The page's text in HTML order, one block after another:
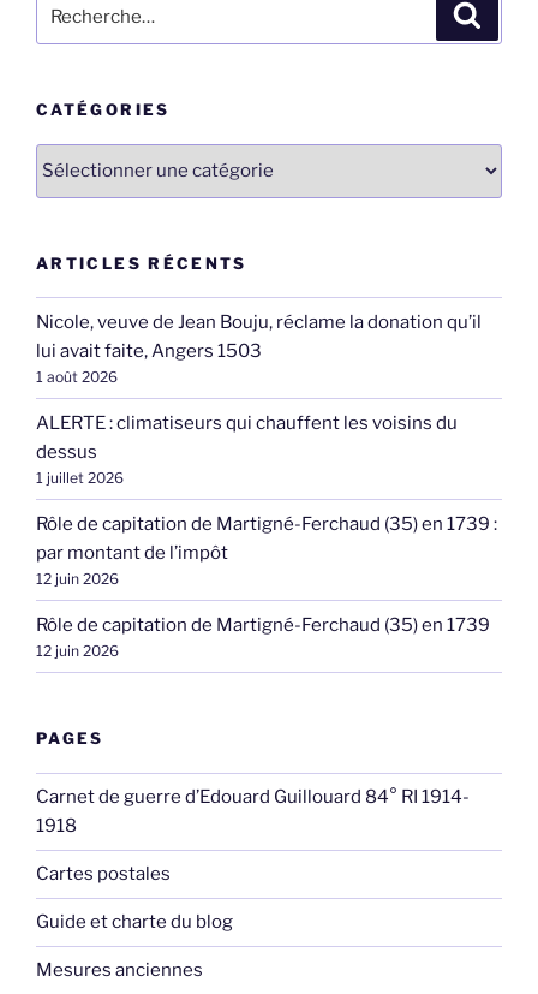
pour
CATÉGORIES
Catégories
ARTICLES RÉCENTS
Nicole, veuve de Jean Bouju, réclame la donation qu’il
lui avait faite, Angers 1503
1 août 2026
ALERTE : climatiseurs qui chauffent les voisins du
dessus
1 juillet 2026
Rôle de capitation de Martigné-Ferchaud (35) en 1739 :
par montant de l’impôt
12 juin 2026
Rôle de capitation de Martigné-Ferchaud (35) en 1739
12 juin 2026
PAGES
Carnet de guerre d’Edouard Guillouard 84° RI 1914-
1918
Cartes postales
Guide et charte du blog
Mesures anciennes